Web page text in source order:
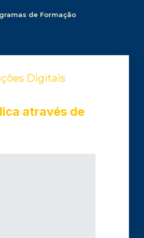
de Formação
Digitais
através de